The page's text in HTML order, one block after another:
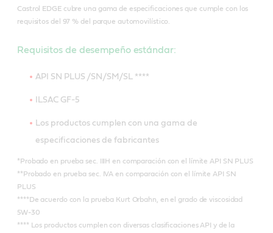
Castrol EDGE cubre una gama de especificaciones que cumple con los
requisitos del 97 % del parque automovilístico.
Requisitos de desempeño estándar:
API SN PLUS /SN/SM/SL ****
ILSAC GF-5
Los productos cumplen con una gama de
especificaciones de fabricantes
*Probado en prueba sec. IIIH en comparación con el límite API SN PLUS
**Probado en prueba sec. IVA en comparación con el límite API SN
PLUS
****De acuerdo con la prueba Kurt Orbahn, en el grado de viscosidad
5W-30
**** Los productos cumplen con diversas clasificaciones API y de la